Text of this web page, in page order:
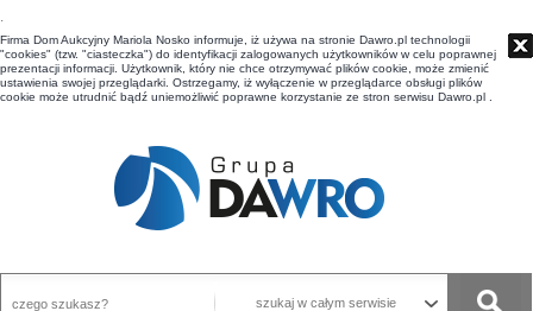
t
Firma Dom Aukcyjny Mariola Nosko informuje, iż używa na stronie Dawro.pl technologii
"cookies" (tzw. "ciasteczka") do identyfikacji zalogowanych użytkowników w celu poprawnej
prezentacji informacji. Użytkownik, który nie chce otrzymywać plików cookie, może zmienić
ustawienia swojej przeglądarki. Ostrzegamy, iż wyłączenie w przeglądarce obsługi plików
cookie może utrudnić bądź uniemożliwić poprawne korzystanie ze stron serwisu Dawro.pl .
szukaj w całym serwisie